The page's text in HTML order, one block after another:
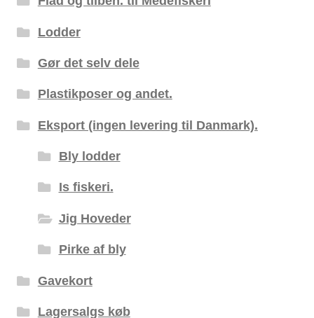
Lodder
Gør det selv dele
Plastikposer og andet.
Eksport (ingen levering til Danmark).
Bly lodder
Is fiskeri.
Jig Hoveder
Pirke af bly
Gavekort
Lagersalgs køb